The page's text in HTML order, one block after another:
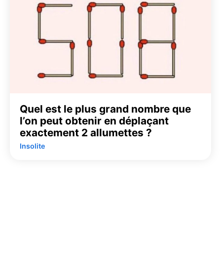
Quel est le plus grand nombre que
l’on peut obtenir en déplaçant
exactement 2 allumettes ?
Insolite